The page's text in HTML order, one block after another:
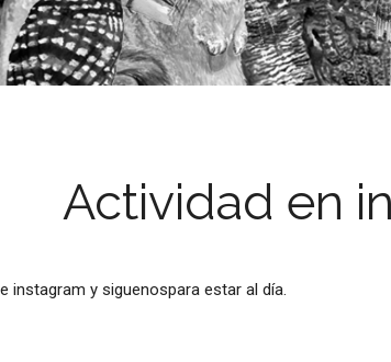
Actividad en
instagram y siguenospara estar al día.